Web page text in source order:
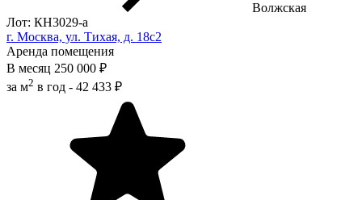
Волжская
Лот: КН3029-a
г. Москва, ул. Тихая, д. 18с2
Аренда помещения
В месяц 250 000 ₽
за м2 в год - 42 433 ₽